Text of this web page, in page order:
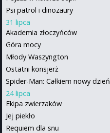
Psi patrol i dinozaury
31 lipca
Akademia złoczyńców
Góra mocy
Młody Waszyngton
Ostatni konsjerż
Spider-Man: Całkiem nowy dzień
24 lipca
Ekipa zwierzaków
Jej piekło
Requiem dla snu